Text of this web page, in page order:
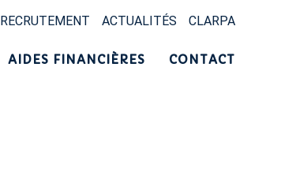
RECRUTEMENT ACTUALITÉS CLARPA
AIDES FINANCIÈRES CONTACT